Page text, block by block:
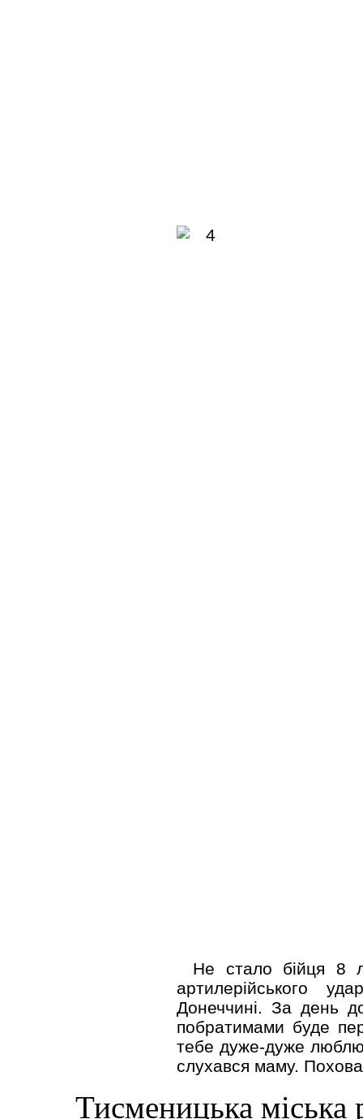
Не стало бійця 8
артилерійського
Донеччині. За день
побратимами буде
тебе дуже-дуже
слухався маму.
Тисменицька міська